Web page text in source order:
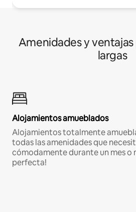
Amenidades y
largas
Alojamientos amueblados
Alojamientos totalmente
todas las amenidades que
cómodamente durante un mes o
perfecta!